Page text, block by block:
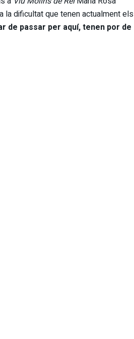
la dificultat que tenen actualment els
de passar per aquí, tenen por de